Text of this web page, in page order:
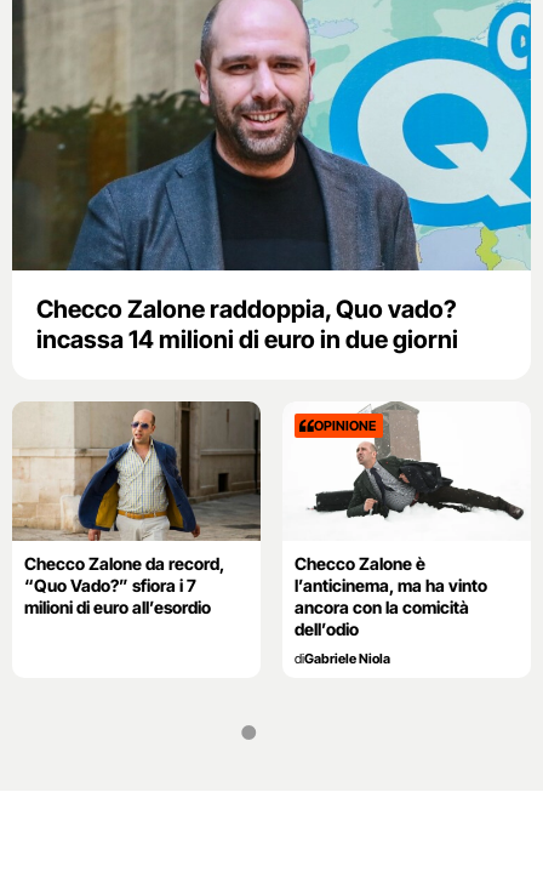
Checco Zalone raddoppia, Quo vado?
incassa 14 milioni di euro in due giorni
Checco Zalone da record,
“Quo Vado?” sfiora i 7
milioni di euro all’esordio
OPINIONE
Checco Zalone è
l’anticinema, ma ha vinto
ancora con la comicità
dell’odio
diGabriele Niola